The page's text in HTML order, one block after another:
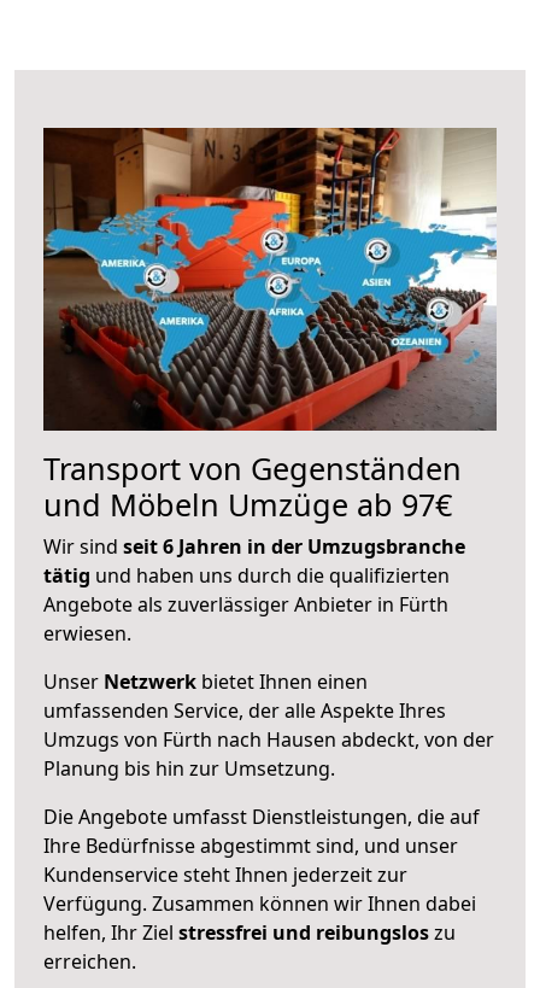
Transport von Gegenständen
und Möbeln Umzüge ab 97€
Wir sind seit 6 Jahren in der Umzugsbranche
tätig und haben uns durch die qualifizierten
Angebote als zuverlässiger Anbieter in Fürth
erwiesen.
Unser Netzwerk bietet Ihnen einen
umfassenden Service, der alle Aspekte Ihres
Umzugs von Fürth nach Hausen abdeckt, von der
Planung bis hin zur Umsetzung.
Die Angebote umfasst Dienstleistungen, die auf
Ihre Bedürfnisse abgestimmt sind, und unser
Kundenservice steht Ihnen jederzeit zur
Verfügung. Zusammen können wir Ihnen dabei
helfen, Ihr Ziel stressfrei und reibungsloszu
erreichen.